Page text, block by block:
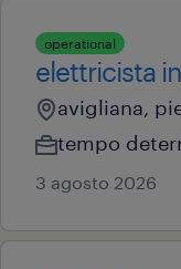
operational
elettricista
avigliana,
tempo
3 agosto 2026